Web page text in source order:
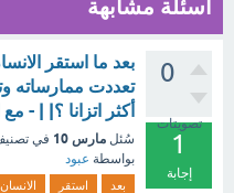
أسئلة مشابهة
0
تصويتات
1
إجابة
بعد ما استقر
تعددت ممارساته
أكثر اتزانا ؟| | -
سُئل مارس 10 في
بواسطة عبود
بعد استقر الانسان